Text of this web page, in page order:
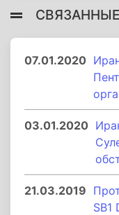
07.01.2020
03.01.2020
21.03.2019